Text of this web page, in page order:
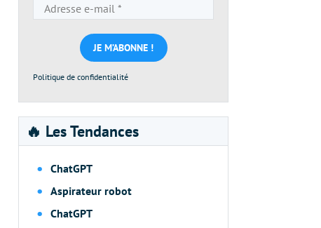
e-
mail
*
Politique de confidentialité
🔥 Les Tendances
ChatGPT
Aspirateur robot
ChatGPT